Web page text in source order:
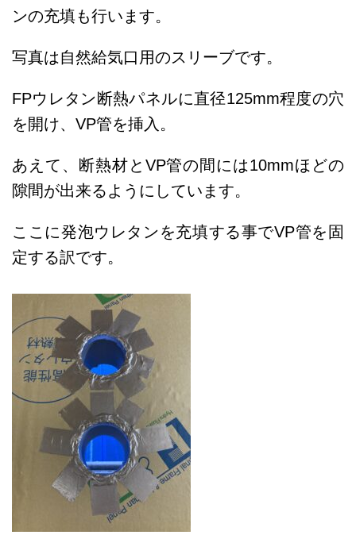
ンの充填も行います。
写真は自然給気口用のスリーブです。
FPウレタン断熱パネルに直径125mm程度の穴
を開け、VP管を挿入。
あえて、断熱材とVP管の間には10mmほどの
隙間が出来るようにしています。
ここに発泡ウレタンを充填する事でVP管を固
定する訳です。